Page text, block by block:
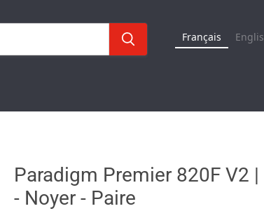
Français
Paradigm Premier 820F V2
- Noyer - Paire